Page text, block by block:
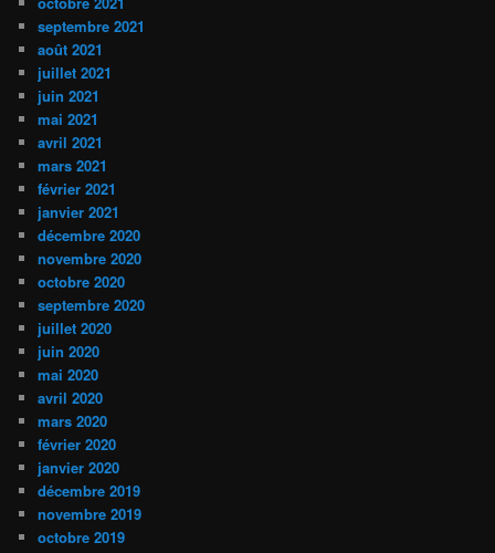
septembre 2021
août 2021
juillet 2021
juin 2021
mai 2021
avril 2021
mars 2021
février 2021
janvier 2021
décembre 2020
novembre 2020
octobre 2020
septembre 2020
juillet 2020
juin 2020
mai 2020
avril 2020
mars 2020
février 2020
janvier 2020
décembre 2019
novembre 2019
octobre 2019